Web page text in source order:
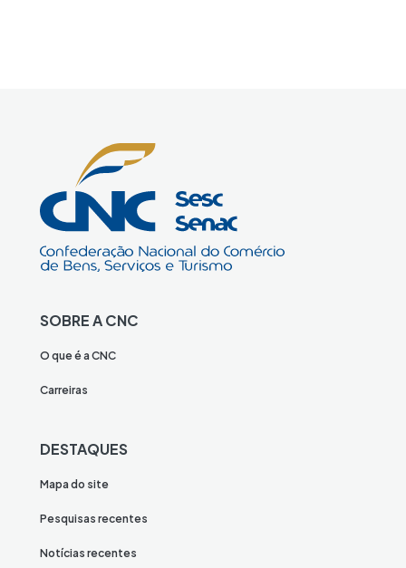
SOBRE A CNC
O que é a CNC
Carreiras
DESTAQUES
Mapa do site
Pesquisas recentes
Notícias recentes